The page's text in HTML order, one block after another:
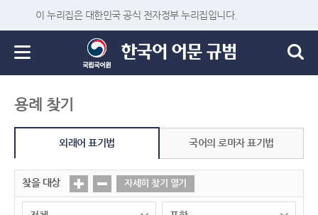
이 누리집은 대한민국 공식 전자정부 누리집입니다.
용례 찾기
외래어 표기법 국어의 로마자 표기법
찾을 대상 자세히 찾기 열기